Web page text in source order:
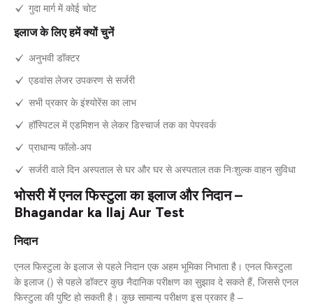
गुदा मार्ग में कोई चोट
इलाज के लिए हमें क्यों चुनें
अनुभवी डॉक्टर
एडवांस लेजर उपकरण से सर्जरी
सभी प्रकार के इंश्योरेंस का लाभ
हॉस्पिटल में एडमिशन से लेकर डिस्चार्ज तक का पेपरवर्क
प्राधान्य फॉलो-अप
सर्जरी वाले दिन अस्पताल से घर और घर से अस्पताल तक निःशुल्क वाहन सुविधा
भोसरी में एनल फिस्टुला का इलाज और निदान –
Bhagandar ka Ilaj Aur Test
निदान
एनल फिस्टुला के इलाज से पहले निदान एक अहम भूमिका निभाता है। एनल फिस्टुला
के इलाज () से पहले डॉक्टर कुछ नैदानिक परीक्षण का सुझाव दे सकते हैं, जिससे एनल
फिस्टुला की पुष्टि हो सकती है। कुछ सामान्य परीक्षण इस प्रकार है –